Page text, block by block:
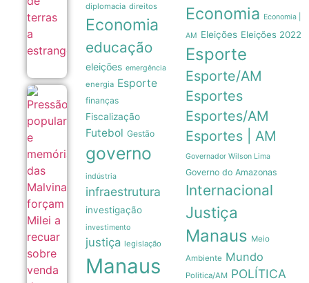
Pressão
memória
Malvinas
forçam
Milei a
recuar
sobre
venda
06/08
diplomacia direitos
Economia
educação
eleições emergência
energia Esporte
finanças
Fiscalização
Futebol Gestão
governo
indústria
infraestrutura
investigação
investimento
justiça legislação
Manaus
Economia Economia |
AM Eleições Eleições 2022
Esporte
Esporte/AM
Esportes
Esportes/AM
Esportes | AM
Governador Wilson Lima
Governo do Amazonas
Internacional
Justiça
Manaus Meio
Ambiente Mundo
Politica/AM POLÍTICA